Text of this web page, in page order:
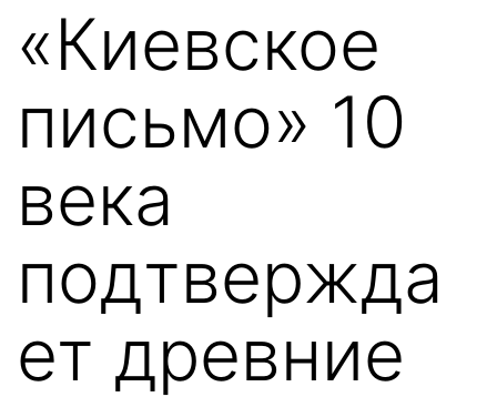
«Киевское
письмо» 10
века
подтвержда
ет древние